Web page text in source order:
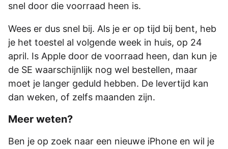
snel door die voorraad heen is.
Wees er dus snel bij. Als je er op tijd bij bent, heb
je het toestel al volgende week in huis, op 24
april. Is Apple door de voorraad heen, dan kun je
de SE waarschijnlijk nog wel bestellen, maar
moet je langer geduld hebben. De levertijd kan
dan weken, of zelfs maanden zijn.
Meer weten?
Ben je op zoek naar een nieuwe iPhone en wil je